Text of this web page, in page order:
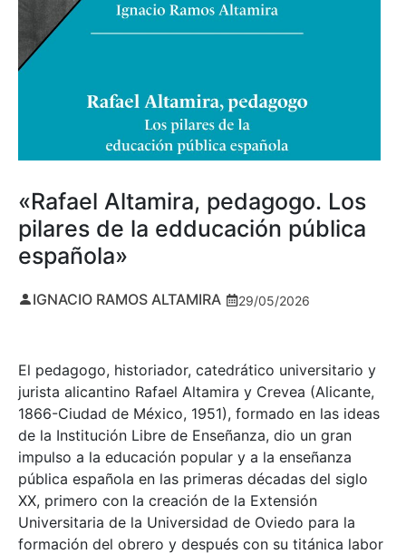
«Rafael Altamira, pedagogo. Los
pilares de la edducación pública
española»
IGNACIO RAMOS ALTAMIRA 29/05/2026
El pedagogo, historiador, catedrático universitario y
jurista alicantino Rafael Altamira y Crevea (Alicante,
1866-Ciudad de México, 1951), formado en las ideas
de la Institución Libre de Enseñanza, dio un gran
impulso a la educación popular y a la enseñanza
pública española en las primeras décadas del siglo
XX, primero con la creación de la Extensión
Universitaria de la Universidad de Oviedo para la
formación del obrero y después con su titánica labor